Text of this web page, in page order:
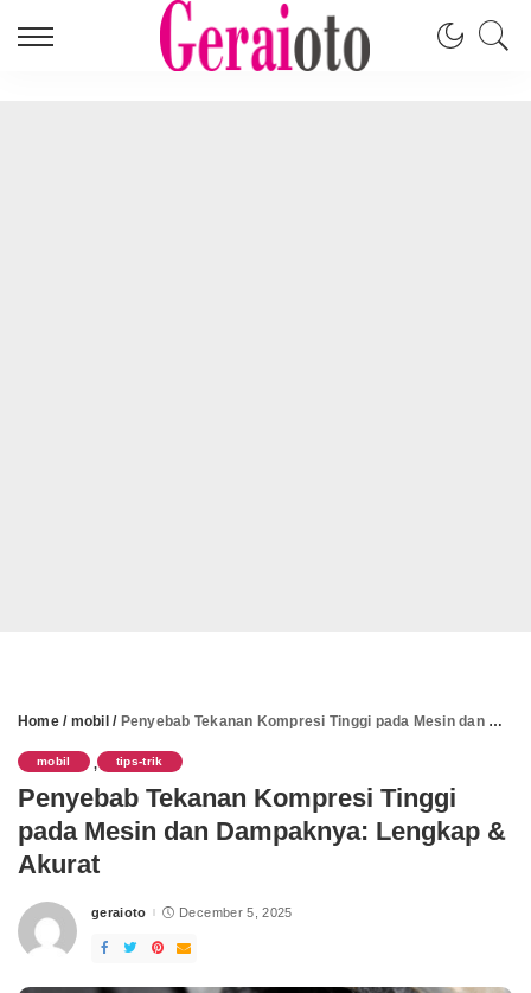
Home/ mobil / Penyebab Tekanan Kompresi Tinggi pada Mesin dan Dampaknya: Lengkap & Akurat
mobil , tips-trik
Penyebab Tekanan Kompresi Tinggi
pada Mesin dan Dampaknya: Lengkap &
Akurat
Posted
geraioto December 5, 2025